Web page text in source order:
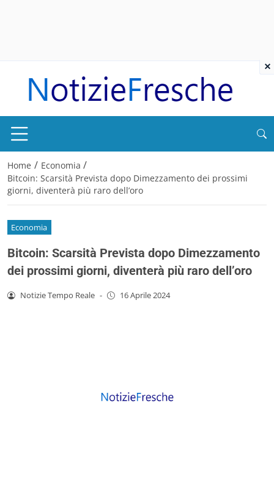
Home / Economia /
Bitcoin: Scarsità Prevista dopo Dimezzamento dei prossimi
giorni, diventerà più raro dell’oro
Economia
Bitcoin: Scarsità Prevista dopo Dimezzamento
dei prossimi giorni, diventerà più raro dell’oro
Notizie Tempo Reale - 16 Aprile 2024
×